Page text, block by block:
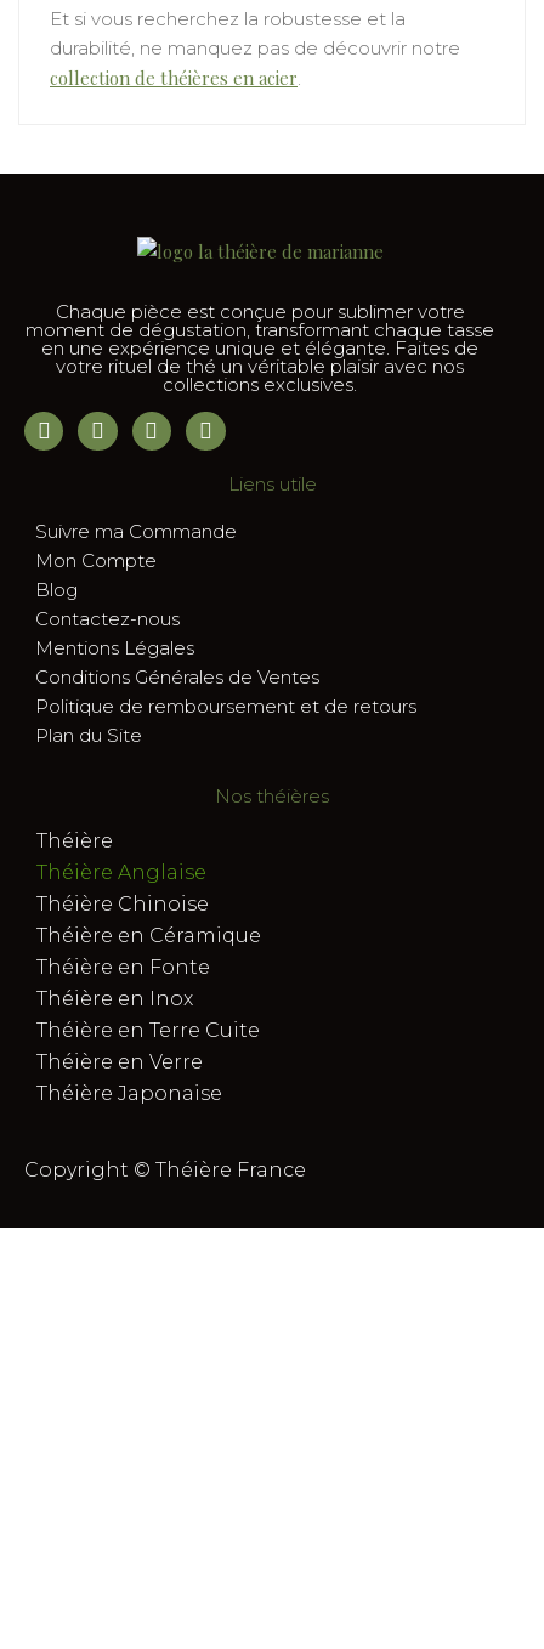
Et si vous recherchez la robustesse et la
durabilité, ne manquez pas de découvrir notre
collection de théières en acier
Chaque pièce est conçue pour sublimer votre
moment de dégustation, transformant chaque tasse
en une expérience unique et élégante. Faites de
votre rituel de thé un véritable plaisir avec nos
collections exclusives.
Liens utile
Suivre ma Commande
Mon Compte
Blog
Contactez-nous
Mentions Légales
Conditions Générales de Ventes
Politique de remboursement et de retours
Plan du Site
Nos théières
Théière
Théière Anglaise
Théière Chinoise
Théière en Céramique
Théière en Fonte
Théière en Inox
Théière en Terre Cuite
Théière en Verre
Théière Japonaise
Copyright © Théière France